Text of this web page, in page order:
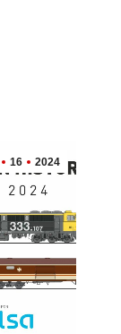
16 2024